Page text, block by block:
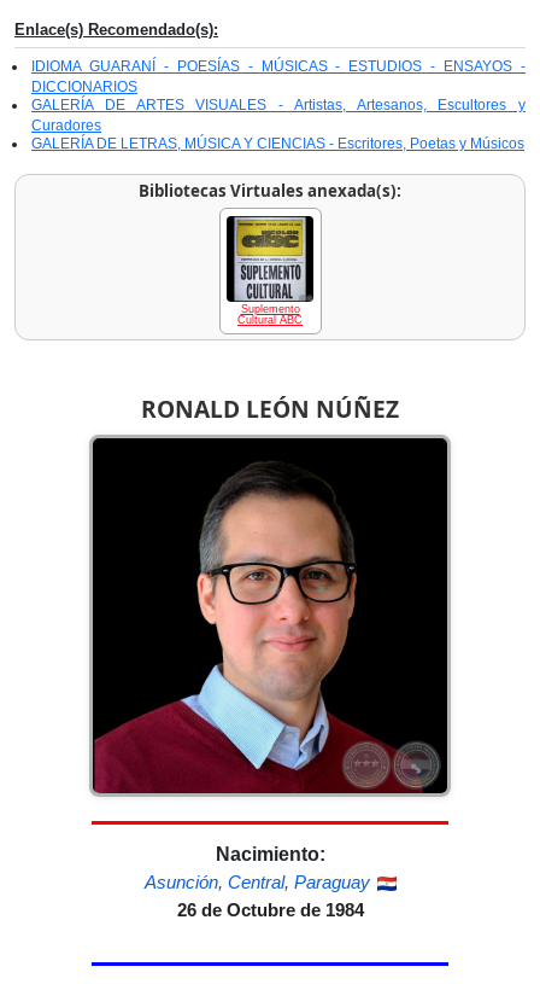
RONALD LEÓN NÚÑEZ
Nacimiento:
Asunción, Central, Paraguay
26 de Octubre de 1984
Enlace(s) Recomendado(s):
IDIOMA GUARANÍ - POESÍAS - MÚSICAS - ESTUDIOS - ENSAYOS -
DICCIONARIOS
GALERÍA DE ARTES VISUALES - Artistas, Artesanos, Escultores y
Curadores
GALERÍA DE LETRAS, MÚSICA Y CIENCIAS - Escritores, Poetas y Músicos
Bibliotecas Virtuales anexada(s):
Suplemento
Cultural ABC